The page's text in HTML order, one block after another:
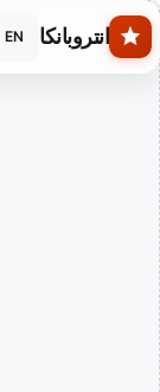
to main content
انتروبانكا EN